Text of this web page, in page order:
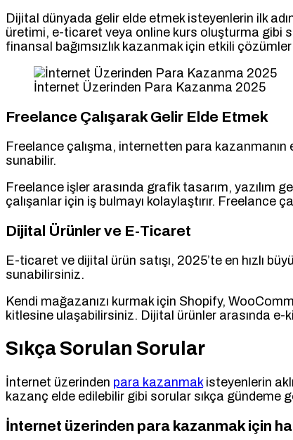
Dijital dünyada gelir elde etmek isteyenlerin ilk
üretimi, e-ticaret veya online kurs oluşturma gibi
finansal bağımsızlık kazanmak için etkili
İnternet Üzerinden Para Kazanma 2025
Freelance Çalışarak Gelir Elde Etmek
Freelance çalışma, internetten para kazanmanın
sunabilir.
Freelance işler arasında grafik tasarım, yazılım
çalışanlar için iş bulmayı kolaylaştırır. Freelance
Dijital Ürünler ve E-Ticaret
E-ticaret ve dijital ürün satışı, 2025’te en hızlı
sunabilirsiniz.
Kendi mağazanızı kurmak için Shopify,
kitlesine ulaşabilirsiniz. Dijital ürünler arasında e-
Sıkça Sorulan Sorular
İnternet üzerinden para kazanmakisteyenlerin
kazanç elde edilebilir gibi sorular sıkça gündeme
İnternet üzerinden para kazanmak için